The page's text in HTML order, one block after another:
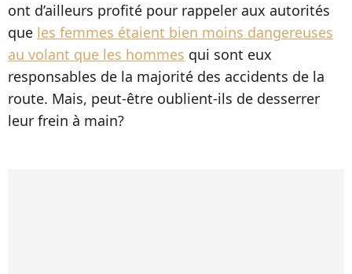
ont d’ailleurs profité pour rappeler aux autorités
que les femmes étaient bien moins dangereuses
au volant que les hommes qui sont eux
responsables de la majorité des accidents de la
route. Mais, peut-être oublient-ils de desserrer
leur frein à main?